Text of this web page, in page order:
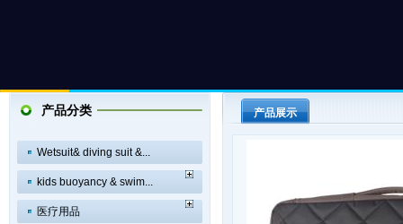
产品分类
Wetsuit& diving suit &...
kids buoyancy & swim...
医疗用品
产品展示